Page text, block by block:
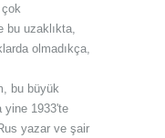
bu uzaklıkta,
olmadıkça,
bu büyük
yine 1933'te
yazar ve şair